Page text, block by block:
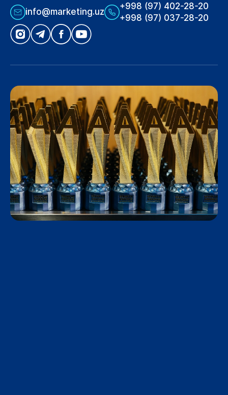
info@marketing.uz
+998 (97) 402-28-20
+998 (97) 037-28-20